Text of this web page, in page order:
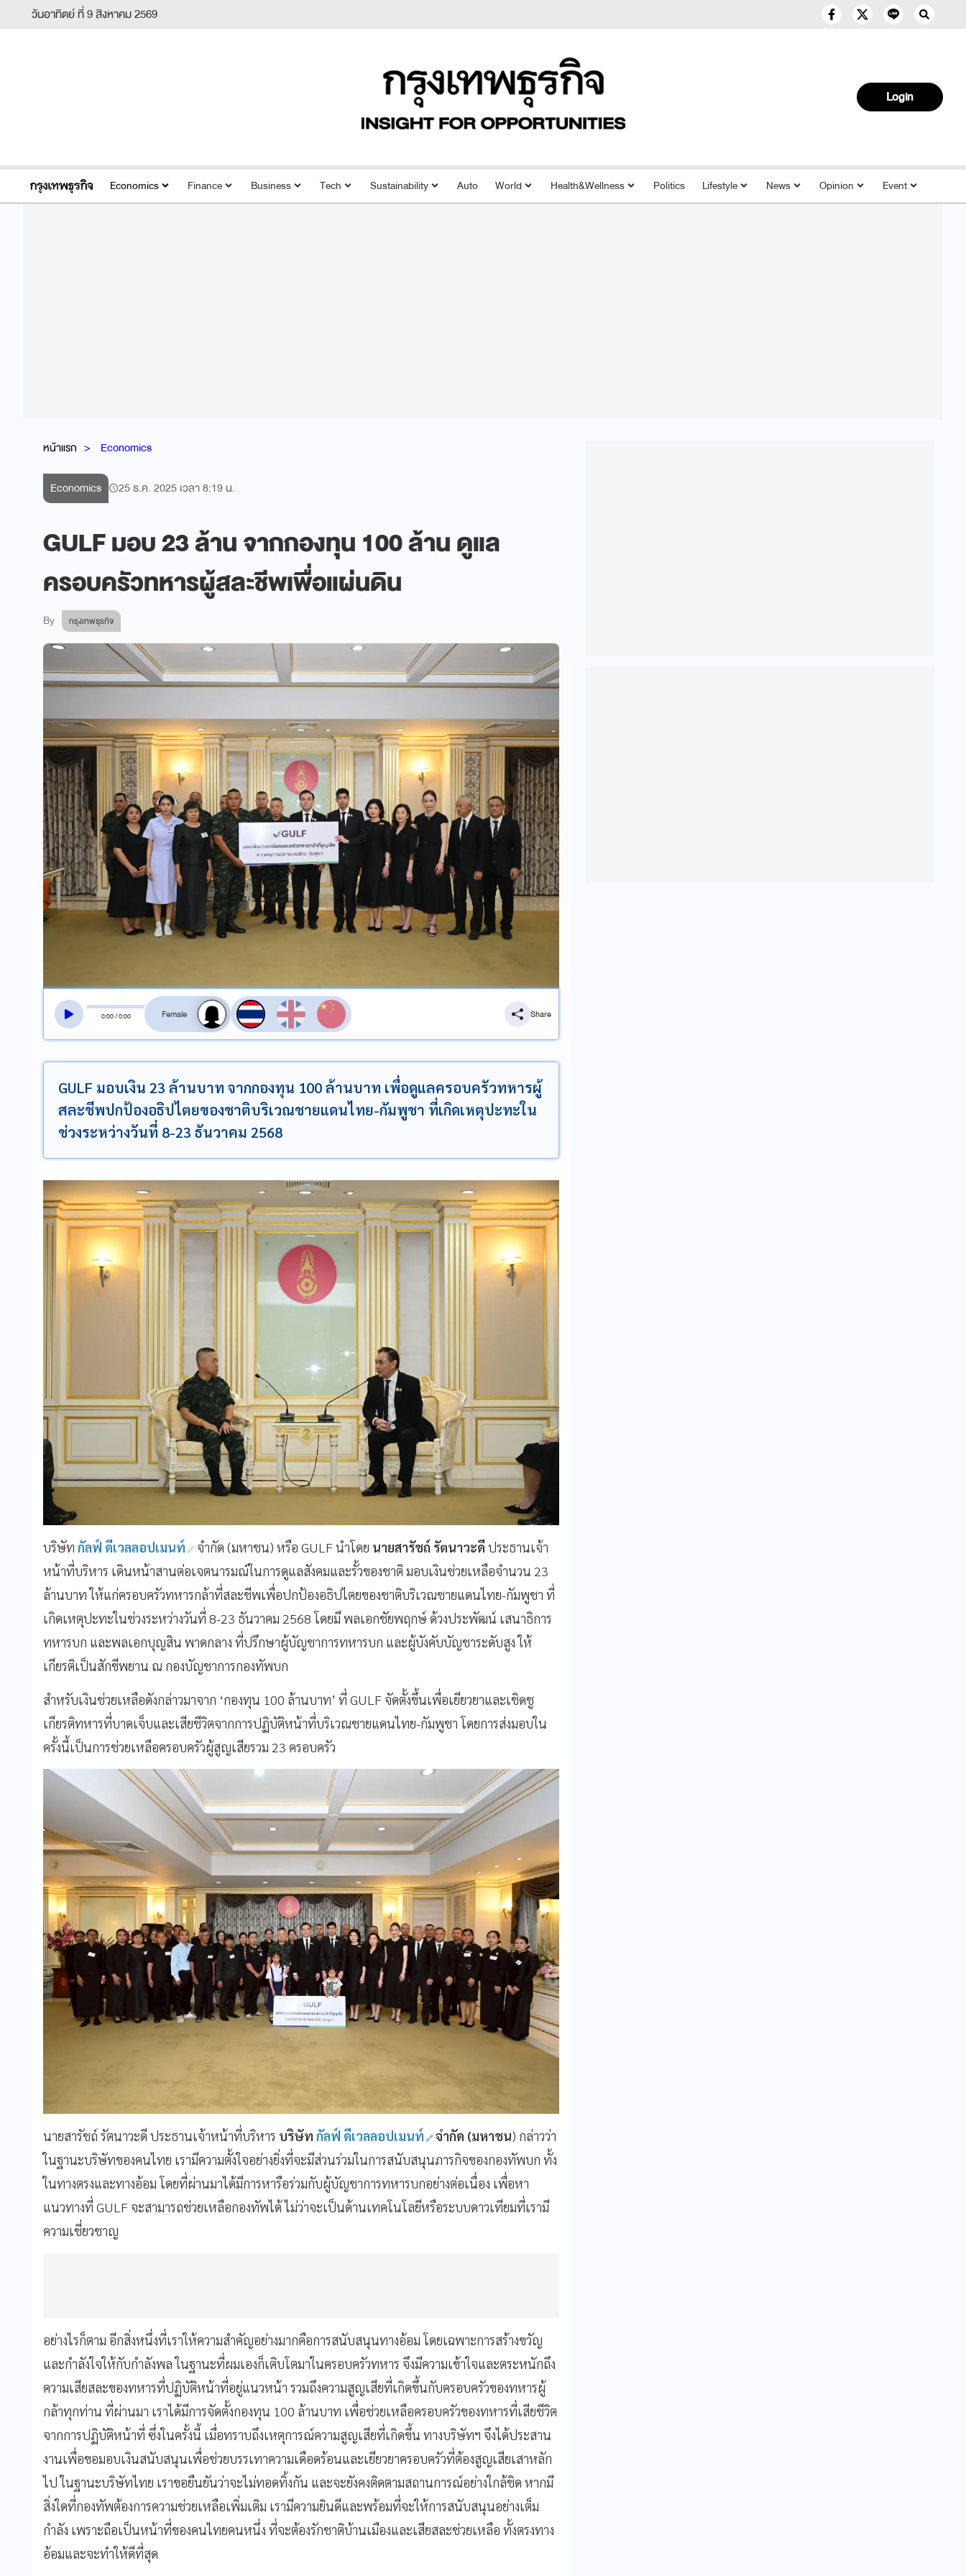
วันอาทิตย์ ที่ 9 สิงหาคม 2569
Login
Economics Finance Business Tech Sustainability Auto World Health&Wellness Politics Lifestyle News Opinion Event
หน้าแรก Economics
Economics 25 ธ.ค. 2025 เวลา 8:19 น.
GULF มอบ 23 ล้าน จากกองทุน 100 ล้าน ดูแล
ครอบครัวทหารผู้สละชีพเพื่อแผ่นดิน
By กรุงเทพธุรกิจ
0:00/0:00
สลับเสียงอ่าน
Share
GULF มอบเงิน 23 ล้านบาท จากกองทุน 100 ล้านบาท เพื่อดูแลครอบครัวทหารผู้
สละชีพปกป้องอธิปไตยของชาติบริเวณชายแดนไทย-กัมพูชา ที่เกิดเหตุปะทะใน
ช่วงระหว่างวันที่ 8-23 ธันวาคม 2568
บริษัท กัลฟ์ ดีเวลลอปเมนท์ จำกัด (มหาชน) หรือ GULF นำโดย นายสารัชถ์ รัตนาวะดี ประธานเจ้า
หน้าที่บริหาร เดินหน้าสานต่อเจตนารมณ์ในการดูแลสังคมและรั้วของชาติ มอบเงินช่วยเหลือจำนวน 23
ล้านบาท ให้แก่ครอบครัวทหารกล้าที่สละชีพเพื่อปกป้องอธิปไตยของชาติบริเวณชายแดนไทย-กัมพูชา ที่
เกิดเหตุปะทะในช่วงระหว่างวันที่ 8-23 ธันวาคม 2568 โดยมี พลเอกชัยพฤกษ์ ด้วงประพัฒน์ เสนาธิการ
ทหารบก และพลเอกบุญสิน พาดกลาง ที่ปรึกษาผู้บัญชาการทหารบก และผู้บังคับบัญชาระดับสูง ให้
เกียรติเป็นสักขีพยาน ณ กองบัญชาการกองทัพบก
สำหรับเงินช่วยเหลือดังกล่าวมาจาก ‘กองทุน 100 ล้านบาท’ ที่ GULF จัดตั้งขึ้นเพื่อเยียวยาและเชิดชู
เกียรติทหารที่บาดเจ็บและเสียชีวิตจากการปฏิบัติหน้าที่บริเวณชายแดนไทย-กัมพูชา โดยการส่งมอบใน
ครั้งนี้เป็นการช่วยเหลือครอบครัวผู้สูญเสียรวม 23 ครอบครัว
นายสารัชถ์ รัตนาวะดี ประธานเจ้าหน้าที่บริหาร บริษัท กัลฟ์ ดีเวลลอปเมนท์ จำกัด (มหาชน) กล่าวว่า
ในฐานะบริษัทของคนไทย เรามีความตั้งใจอย่างยิ่งที่จะมีส่วนร่วมในการสนับสนุนภารกิจของกองทัพบก ทั้ง
ในทางตรงและทางอ้อม โดยที่ผ่านมาได้มีการหารือร่วมกับผู้บัญชาการทหารบกอย่างต่อเนื่อง เพื่อหา
แนวทางที่ GULF จะสามารถช่วยเหลือกองทัพได้ ไม่ว่าจะเป็นด้านเทคโนโลยีหรือระบบดาวเทียมที่เรามี
ความเชี่ยวชาญ
อย่างไรก็ตาม อีกสิ่งหนึ่งที่เราให้ความสำคัญอย่างมากคือการสนับสนุนทางอ้อม โดยเฉพาะการสร้างขวัญ
และกำลังใจให้กับกำลังพล ในฐานะที่ผมเองก็เติบโตมาในครอบครัวทหาร จึงมีความเข้าใจและตระหนักถึง
ความเสียสละของทหารที่ปฏิบัติหน้าที่อยู่แนวหน้า รวมถึงความสูญเสียที่เกิดขึ้นกับครอบครัวของทหารผู้
กล้าทุกท่าน ที่ผ่านมา เราได้มีการจัดตั้งกองทุน 100 ล้านบาท เพื่อช่วยเหลือครอบครัวของทหารที่เสียชีวิต
จากการปฏิบัติหน้าที่ ซึ่งในครั้งนี้ เมื่อทราบถึงเหตุการณ์ความสูญเสียที่เกิดขึ้น ทางบริษัทฯ จึงได้ประสาน
งานเพื่อขอมอบเงินสนับสนุนเพื่อช่วยบรรเทาความเดือดร้อนและเยียวยาครอบครัวที่ต้องสูญเสียเสาหลัก
ไป ในฐานะบริษัทไทย เราขอยืนยันว่าจะไม่ทอดทิ้งกัน และจะยังคงติดตามสถานการณ์อย่างใกล้ชิด หากมี
สิ่งใดที่กองทัพต้องการความช่วยเหลือเพิ่มเติม เรามีความยินดีและพร้อมที่จะให้การสนับสนุนอย่างเต็ม
กำลัง เพราะถือเป็นหน้าที่ของคนไทยคนหนึ่ง ที่จะต้องรักชาติบ้านเมืองและเสียสละช่วยเหลือ ทั้งตรงทาง
อ้อมและจะทําให้ดีที่สุด